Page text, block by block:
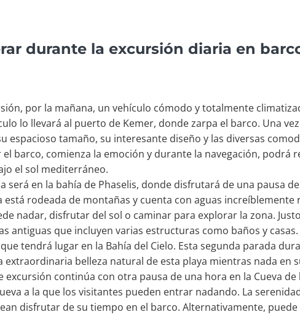
durante la excursión diaria en
por la mañana, un vehículo cómodo y totalmente
lo llevará al puerto de Kemer, donde zarpa el barco. Una
espacioso tamaño, su interesante diseño y las diversas
barco, comienza la emoción y durante la navegación, podrá
el sol mediterráneo.
será en la bahía de Phaselis, donde disfrutará de una pausa
está rodeada de montañas y cuenta con aguas
nadar, disfrutar del sol o caminar para explorar la zona.
antiguas que incluyen varias estructuras como baños y
tendrá lugar en la Bahía del Cielo. Esta segunda parada
extraordinaria belleza natural de esta playa mientras nada en
excursión continúa con otra pausa de una hora en la Cueva
a la que los visitantes pueden entrar nadando. La
disfrutar de su tiempo en el barco. Alternativamente,